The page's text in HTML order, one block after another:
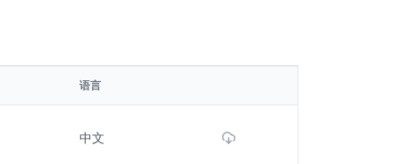
语言
中文